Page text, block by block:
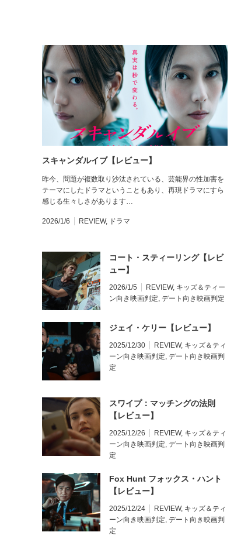
スキャンダルイブ【レビュー】
昨今、問題が複数取り沙汰されている、芸能界の性加害を
テーマにしたドラマということもあり、再現ドラマにすら
感じる生々しさがあります…
2026/1/6 REVIEW, ドラマ
コート・スティーリング【レビ
ュー】
2026/1/5 REVIEW, キッズ＆ティー
ン向き映画判定, デート向き映画判定
ジェイ・ケリー【レビュー】
2025/12/30 REVIEW, キッズ＆ティ
ーン向き映画判定, デート向き映画判
定
スワイプ：マッチングの法則
【レビュー】
2025/12/26 REVIEW, キッズ＆ティ
ーン向き映画判定, デート向き映画判
定
Fox Hunt フォックス・ハント
【レビュー】
2025/12/24 REVIEW, キッズ＆ティ
ーン向き映画判定, デート向き映画判
定